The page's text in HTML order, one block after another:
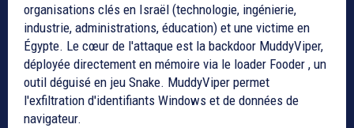
organisations clés en Israël (technologie, ingénierie,
industrie, administrations, éducation) et une victime en
Égypte. Le cœur de l'attaque est la backdoor MuddyViper,
déployée directement en mémoire via le loader Fooder , un
outil déguisé en jeu Snake. MuddyViper permet
l'exfiltration d'identifiants Windows et de données de
navigateur.